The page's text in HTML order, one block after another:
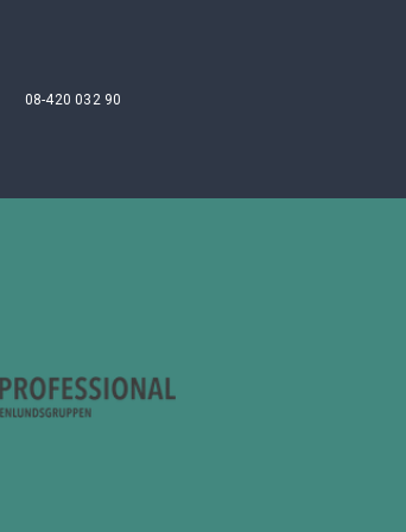
08-420 032 90